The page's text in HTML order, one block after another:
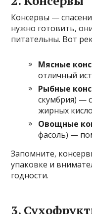
Консервы —
нужно готовить,
питательны. Вот
Мясные
отличный
Рыбные
скумбрия) —
жирных
Овощные
фасоль) —
Запомните,
упаковке и
годности.
3.